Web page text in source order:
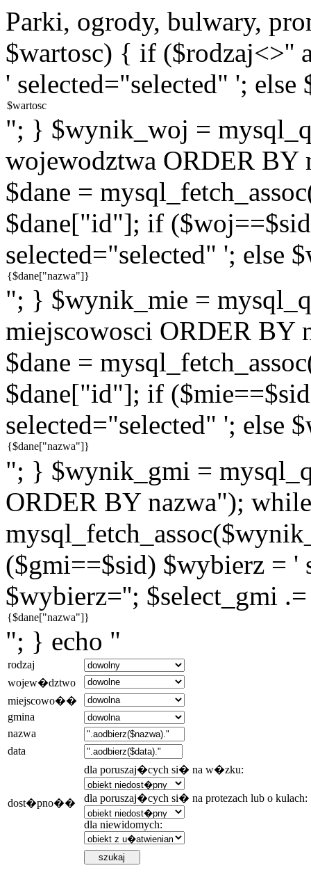
Parki, ogrody, bulwary,
$wartosc) { if ($rodzaj<>''
' selected="selected" ';
"; } $wynik_woj =
wojewodztwa ORDER
$dane =
$dane["id"]; if
selected="selected" '; else
"; } $wynik_mie =
miejscowosci ORDER BY
$dane =
$dane["id"]; if
selected="selected" '; else
"; } $wynik_gmi =
ORDER BY nazwa");
($gmi==$sid) $wybierz = '
$wybierz=''; $select_gmi
"; } echo "
rodzaj
wojew�dztwo
miejscowo��
gmina
nazwa
data
dost�pno��
dla poruszaj�cych si� na w�zku:
dla poruszaj�cych si� na protezach lub o kulach:
dla niewidomych: